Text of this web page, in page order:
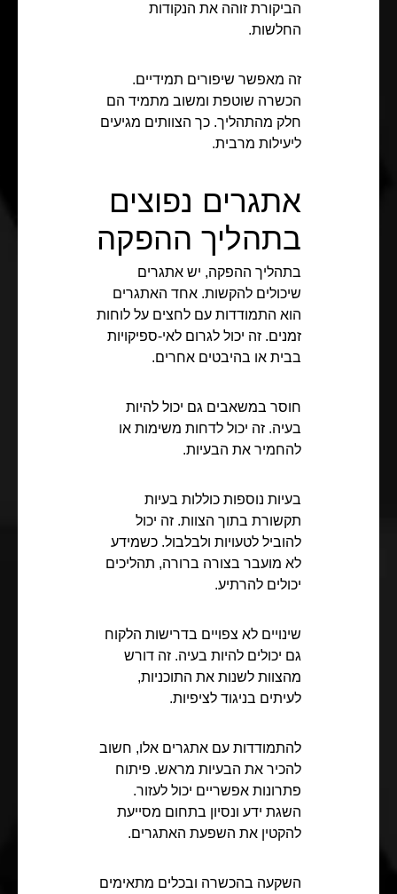
הביקורת זוהה את הנקודות
החלשות.
זה מאפשר שיפורים תמידיים.
הכשרה שוטפת ומשוב מתמיד הם
חלק מהתהליך. כך הצוותים מגיעים
ליעילות מרבית.
אתגרים נפוצים
בתהליך ההפקה
בתהליך ההפקה, יש אתגרים
שיכולים להקשות. אחד האתגרים
הוא התמודדות עם לחצים על לוחות
זמנים. זה יכול לגרום לאי-ספיקויות
בבית או בהיבטים אחרים.
חוסר במשאבים גם יכול להיות
בעיה. זה יכול לדחות משימות או
להחמיר את הבעיות.
בעיות נוספות כוללות בעיות
תקשורת בתוך הצוות. זה יכול
להוביל לטעויות ולבלבול. כשמידע
לא מועבר בצורה ברורה, תהליכים
יכולים להרתיע.
שינויים לא צפויים בדרישות הלקוח
גם יכולים להיות בעיה. זה דורש
מהצוות לשנות את התוכניות,
לעיתים בניגוד לציפיות.
להתמודדות עם אתגרים אלו, חשוב
להכיר את הבעיות מראש. פיתוח
פתרונות אפשריים יכול לעזור.
השגת ידע ונסיון בתחום מסייעת
להקטין את השפעת האתגרים.
השקעה בהכשרה ובכלים מתאימים